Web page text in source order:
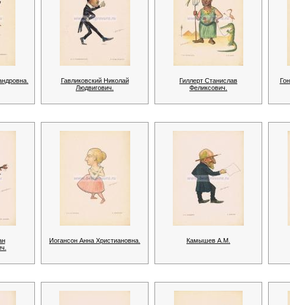
Гавликовский Николай
Людвигович.
Гиллерт Станислав
Феликсович.
Иогансон Анна Христиановна. Камышев А.М.